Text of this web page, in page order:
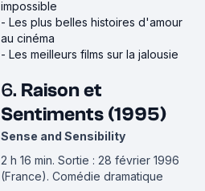
impossible
- Les plus belles histoires d'amour
au cinéma
- Les meilleurs films sur la jalousie
6. Raison et
Sentiments (1995)
Sense and Sensibility
2 h 16 min. Sortie : 28 février 1996
(France). Comédie dramatique